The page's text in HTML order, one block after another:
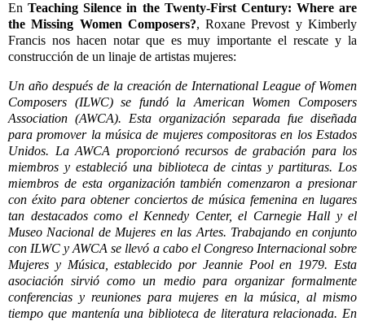
EnTeaching Silence in the Twenty-First Century: Where are
the Missing Women Composers?, Roxane Prevost y Kimberly
Francis nos hacen notar que es muy importante el rescate y la
construcción de un linaje de artistas mujeres:
Un año después de la creación de International League of Women
Composers (ILWC) se fundó la American Women Composers
Association (AWCA). Esta organización separada fue diseñada
para promover la música de mujeres compositoras en los Estados
Unidos. La AWCA proporcionó recursos de grabación para los
miembros y estableció una biblioteca de cintas y partituras. Los
miembros de esta organización también comenzaron a presionar
con éxito para obtener conciertos de música femenina en lugares
tan destacados como el Kennedy Center, el Carnegie Hall y el
Museo Nacional de Mujeres en las Artes. Trabajando en conjunto
con ILWC y AWCA se llevó a cabo el Congreso Internacional sobre
Mujeres y Música, establecido por Jeannie Pool en 1979. Esta
asociación sirvió como un medio para organizar formalmente
conferencias y reuniones para mujeres en la música, al mismo
tiempo que mantenía una biblioteca de literatura relacionada. En